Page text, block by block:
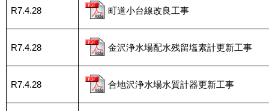
R7.4.28 町道小台線改良工事
R7.4.28 金沢浄水場配水残留塩素計更新工事
R7.4.28 合地沢浄水場水質計器更新工事